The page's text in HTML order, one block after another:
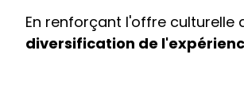
En renforçant l'offre
diversification de